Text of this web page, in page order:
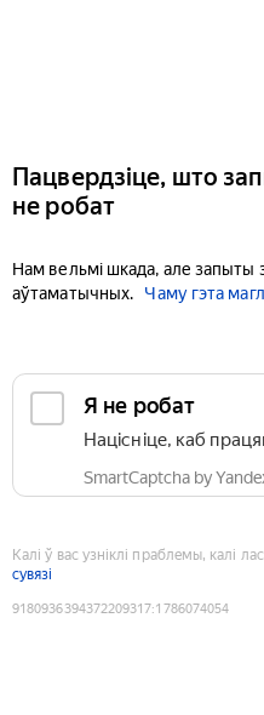
Пацвердзіце, што
не робат
Нам вельмі шкада, але
аўтаматычных.
Чаму гэта
Я не робат
Націсніце, каб
SmartCaptcha by
Калі ў вас узніклі праблемы, калі
сувязі
9180936394372209317:1786074054